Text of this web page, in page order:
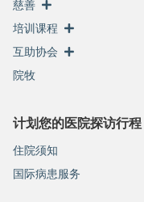
慈善
培训课程
互助协会
院牧
计划您的医院探访行程
住院须知
国际病患服务